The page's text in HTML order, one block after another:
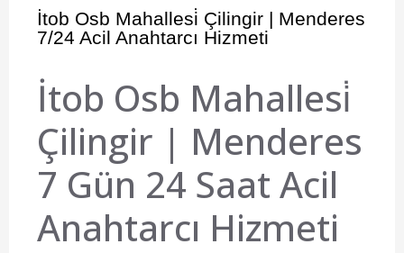
İtob Osb Mahallesi̇ Çilingir | Menderes
7/24 Acil Anahtarcı Hizmeti
İtob Osb Mahallesi̇
Çilingir | Menderes
7 Gün 24 Saat Acil
Anahtarcı Hizmeti